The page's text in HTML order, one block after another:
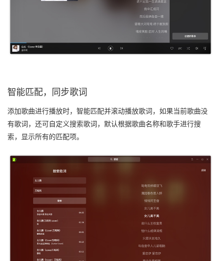
智能匹配，同步歌词
添加歌曲进行播放时，智能匹配并滚动播放歌词，如果当前歌曲没
有歌词，还可自定义搜索歌词，默认根据歌曲名称和歌手进行搜
索，显示所有的匹配项。